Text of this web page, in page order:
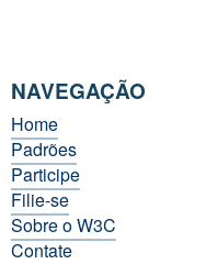
NAVEGAÇÃO
Home
Padrões
Participe
Filie-se
Sobre o W3C
Contate